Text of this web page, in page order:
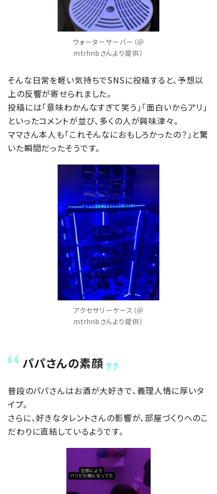
ウォーターサーバー（＠
mtrhnbさんより提供）
そんな日常を軽い気持ちでSNSに投稿すると、予想以
上の反響が寄せられました。
投稿には「意味わかんなすぎて笑う」「面白いからアリ」
といったコメントが並び、多くの人が興味津々。
ママさん本人も「これそんなにおもしろかったの？」と驚
いた瞬間だったそうです。
アクセサリーケース（＠
mtrhnbさんより提供）
パパさんの素顔
普段のパパさんはお酒が大好きで、義理人情に厚いタ
イプ。
さらに、好きなタレントさんの影響が、部屋づくりへのこ
だわりに直結しているようです。